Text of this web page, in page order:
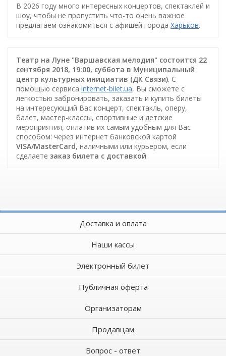
В 2026 году много интересных концертов, спектаклей и
шоу, чтобы не пропустить что-то очень важное
предлагаем ознакомиться с афишей города Харьков.
Театр на Луне "Варшавская мелодия" состоится 22
сентября 2018, 19:00, суббота в Муниципальный
центр культурных инициатив (ДК Связи). С
помощью сервиса internet-bilet.ua, Вы сможете с
легкостью забронировать, заказать и купить билеты
на интересующий Вас концерт, спектакль, оперу,
балет, мастер-классы, спортивные и детские
мероприятия, оплатив их самым удобным для Вас
способом: через интернет банковской картой
VISA/MasterCard, наличными или курьером, если
сделаете заказ билета c доставкой.
Доставка и оплата
Наши кассы
Электронный билет
Публичная оферта
Организаторам
Продавцам
Вопрос - ответ